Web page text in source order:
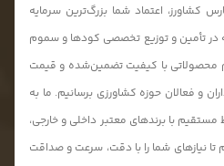
کشاورز، اعتماد شما بزرگ‌ترین سرمایه
در تأمین و توزیع تخصصی کودها و سموم
محصولاتی با کیفیت تضمین‌شده و قیمت
و فعالان حوزه کشاورزی برسانیم. ما به
با برندهای معتبر داخلی و خارجی،
تا نیازهای شما را با دقت، سرعت و صداقت